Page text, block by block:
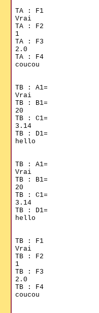
TA : F1
Vrai
TA : F2
1
TA : F3
2.0
TA : F4
coucou
TB : A1=
Vrai
TB : B1=
20
TB : C1=
3.14
TB : D1=
hello
TB : A1=
Vrai
TB : B1=
20
TB : C1=
3.14
TB : D1=
hello
TB : F1
Vrai
TB : F2
1
TB : F3
2.0
TB : F4
coucou